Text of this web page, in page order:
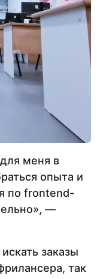
меня в
опыта и
по frontend-
—
заказы
так